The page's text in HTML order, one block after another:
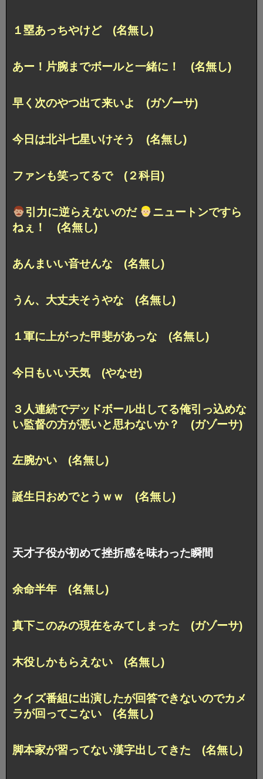
１塁あっちやけど (名無し)
あー！片腕までボールと一緒に！ (名無し)
早く次のやつ出て来いよ (ガゾーサ)
今日は北斗七星いけそう (名無し)
ファンも笑ってるで (２科目)
引力に逆らえないのだ
ニュートンですら
ねぇ！ (名無し)
あんまいい音せんな (名無し)
うん、大丈夫そうやな (名無し)
１軍に上がった甲斐があっな (名無し)
今日もいい天気 (やなせ)
３人連続でデッドボール出してる俺引っ込めな
い監督の方が悪いと思わないか？ (ガゾーサ)
左腕かい (名無し)
誕生日おめでとうｗｗ (名無し)
天才子役が初めて挫折感を味わった瞬間
余命半年 (名無し)
真下このみの現在をみてしまった (ガゾーサ)
木役しかもらえない (名無し)
クイズ番組に出演したが回答できないのでカメ
ラが回ってこない (名無し)
脚本家が習ってない漢字出してきた (名無し)